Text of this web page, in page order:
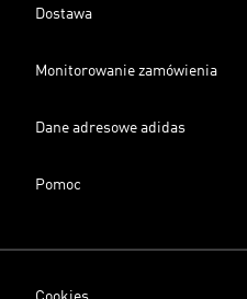
Dostawa
Monitorowanie zamówienia
Dane adresowe adidas
Pomoc